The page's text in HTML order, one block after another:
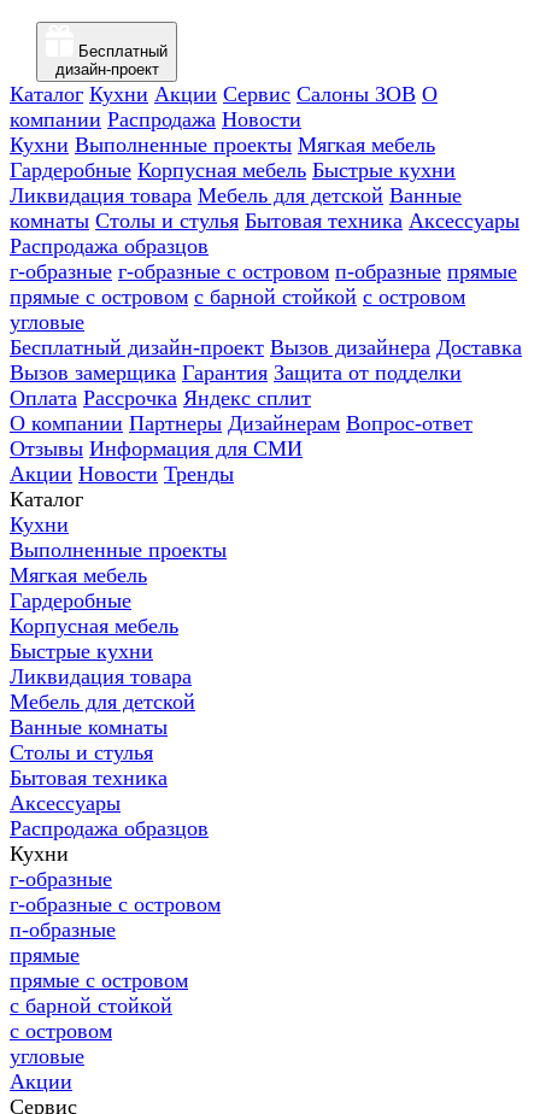
Бесплатный
дизайн-проект
Каталог Кухни Акции Сервис Салоны ЗОВ О
компании Распродажа Новости
Кухни Выполненные проекты Мягкая мебель
Гардеробные Корпусная мебель Быстрые кухни
Ликвидация товара Мебель для детской Ванные
комнаты Столы и стулья Бытовая техника Аксессуары
Распродажа образцов
г-образные г-образные с островом п-образные прямые
прямые с островом с барной стойкой с островом
угловые
Бесплатный дизайн-проект Вызов дизайнера Доставка
Вызов замерщика Гарантия Защита от подделки
Оплата Рассрочка Яндекс сплит
О компании Партнеры Дизайнерам Вопрос-ответ
Отзывы Информация для СМИ
Акции Новости Тренды
Каталог
Кухни
Выполненные проекты
Мягкая мебель
Гардеробные
Корпусная мебель
Быстрые кухни
Ликвидация товара
Мебель для детской
Ванные комнаты
Столы и стулья
Бытовая техника
Аксессуары
Распродажа образцов
Кухни
г-образные
г-образные с островом
п-образные
прямые
прямые с островом
с барной стойкой
с островом
угловые
Акции
Сервис